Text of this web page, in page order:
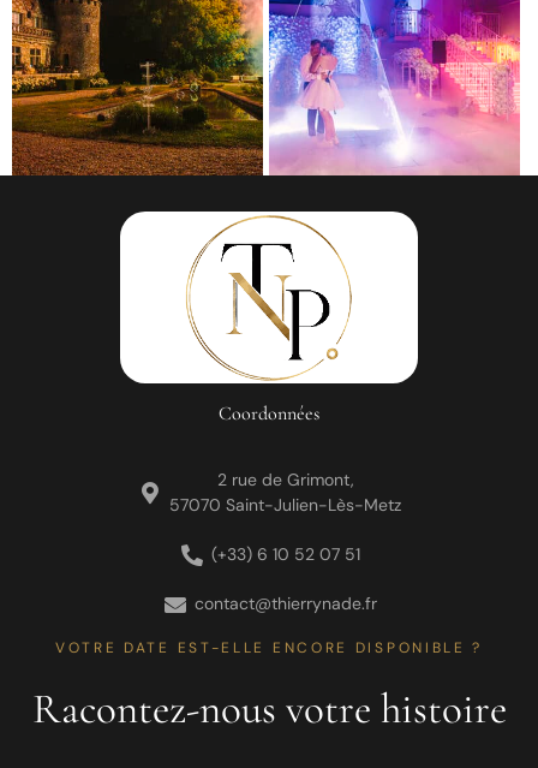
Coordonnées
2 rue de Grimont,
57070 Saint-Julien-Lès-Metz
(+33) 6 10 52 07 51
contact@thierrynade.fr
VOTRE DATE EST-ELLE ENCORE DISPONIBLE ?
Racontez-nous votre histoire